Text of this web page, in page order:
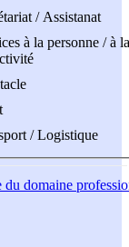
/ Assistanat
à la personne / à la
/ Logistique
domaine